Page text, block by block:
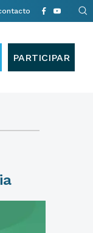
PARTICIPAR